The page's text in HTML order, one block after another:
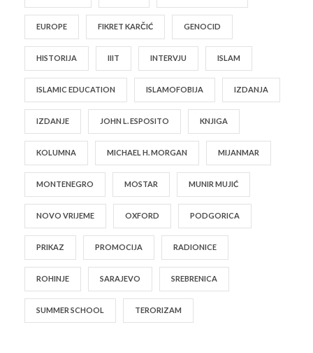
EUROPE FIKRET KARČIĆ GENOCID
HISTORIJA IIIT INTERVJU ISLAM
ISLAMIC EDUCATION ISLAMOFOBIJA IZDANJA
IZDANJE JOHN L. ESPOSITO KNJIGA
KOLUMNA MICHAEL H. MORGAN MIJANMAR
MONTENEGRO MOSTAR MUNIR MUJIĆ
NOVO VRIJEME OXFORD PODGORICA
PRIKAZ PROMOCIJA RADIONICE
ROHINJE SARAJEVO SREBRENICA
SUMMER SCHOOL TERORIZAM